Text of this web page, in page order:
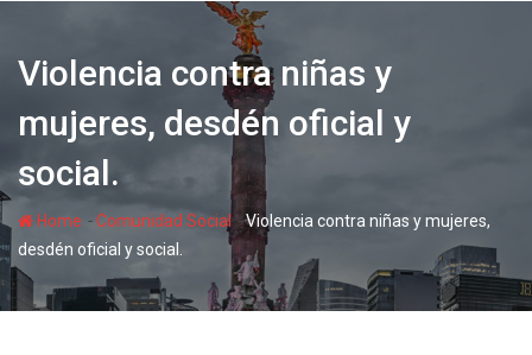
Violencia contra niñas y
mujeres, desdén oficial y
social.
Home -Comunidad Social -Violencia contra niñas y mujeres,
desdén oficial y social.